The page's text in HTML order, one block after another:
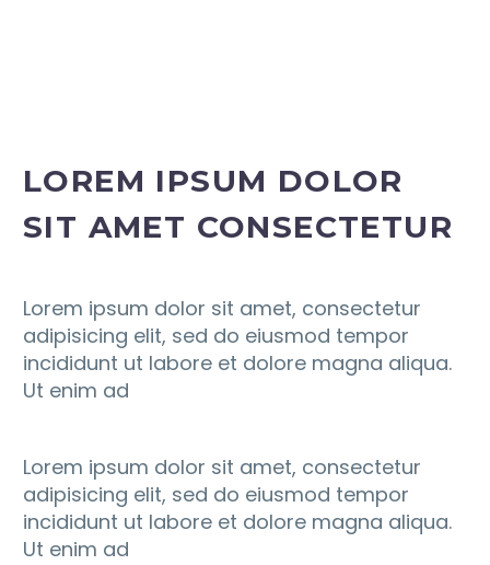
LOREM IPSUM DOLOR
SIT AMET CONSECTETUR
Lorem ipsum dolor sit amet, consectetur
adipisicing elit, sed do eiusmod tempor
incididunt ut labore et dolore magna aliqua.
Ut enim ad
Lorem ipsum dolor sit amet, consectetur
adipisicing elit, sed do eiusmod tempor
incididunt ut labore et dolore magna aliqua.
Ut enim ad